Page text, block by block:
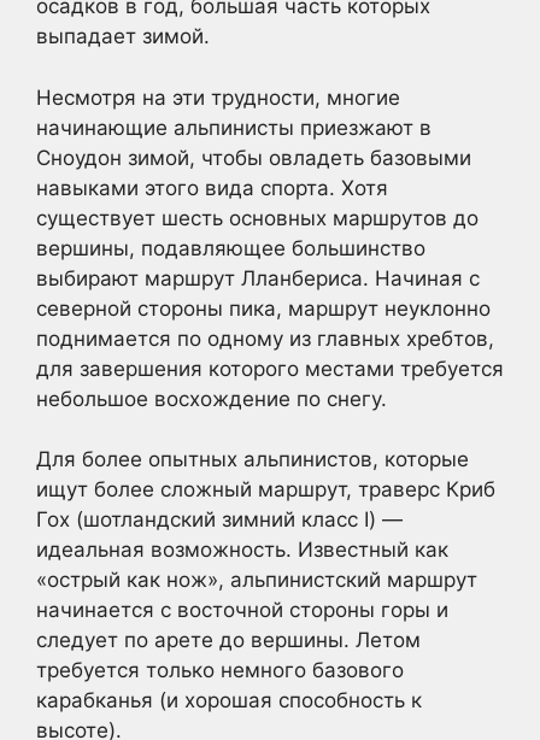
осадков в год, большая часть которых
выпадает зимой.
Несмотря на эти трудности, многие
начинающие альпинисты приезжают в
Сноудон зимой, чтобы овладеть базовыми
навыками этого вида спорта. Хотя
существует шесть основных маршрутов до
вершины, подавляющее большинство
выбирают маршрут Лланбериса. Начиная с
северной стороны пика, маршрут неуклонно
поднимается по одному из главных хребтов,
для завершения которого местами требуется
небольшое восхождение по снегу.
Для более опытных альпинистов, которые
ищут более сложный маршрут, траверс Криб
Гох (шотландский зимний класс I) —
идеальная возможность. Известный как
«острый как нож», альпинистский маршрут
начинается с восточной стороны горы и
следует по арете до вершины. Летом
требуется только немного базового
карабканья (и хорошая способность к
высоте).